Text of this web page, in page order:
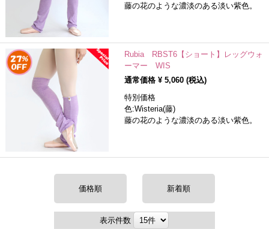
藤の花のような濃淡のある淡い紫色。
Rubia RBST6【ショート】レッグウォ
ーマー WIS
通常価格 ¥ 5,060(税込)
特別価格
色:Wisteria(藤)
藤の花のような濃淡のある淡い紫色。
価格順 新着順
表示件数